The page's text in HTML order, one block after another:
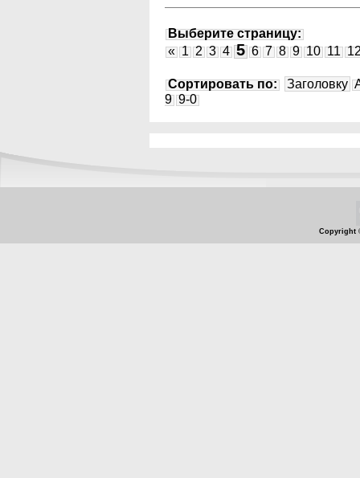
Выберите страницу:
« 1 2 3 4 5 6 7 8 9 10 11
Сортировать по: Заголовку
9 9-0
Copyright